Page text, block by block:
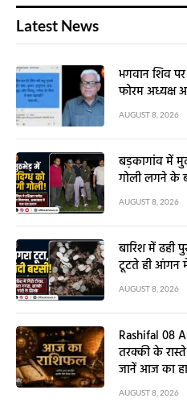
Latest News
भगवान शिव
फोरम अध्यक्ष
AUGUST 8, 2026
बड़कागांव में
गोली लगने के
AUGUST 8, 2026
बारिश में ढही
टूटते ही आंगन
AUGUST 8, 2026
Rashifal 08
तरक्की के
जानें आज का
AUGUST 8, 2026